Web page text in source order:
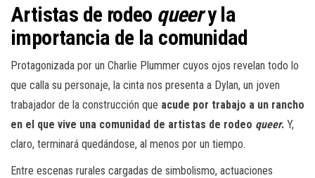
Artistas de rodeo queery la
importancia de la comunidad
Protagonizada por un Charlie Plummer cuyos ojos revelan todo lo
que calla su personaje, la cinta nos presenta a Dylan, un joven
trabajador de la construcción que acude por trabajo a un rancho
en el que vive una comunidad de artistas de rodeo queer. Y,
claro, terminará quedándose, al menos por un tiempo.
Entre escenas rurales cargadas de simbolismo, actuaciones